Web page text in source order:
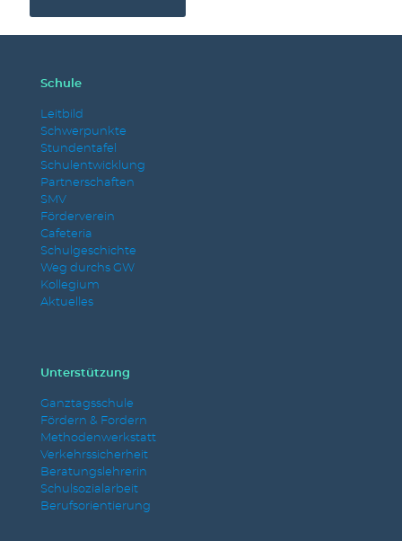
Schule
Leitbild
Schwerpunkte
Stundentafel
Schulentwicklung
Partnerschaften
SMV
Förderverein
Cafeteria
Schulgeschichte
Weg durchs GW
Kollegium
Aktuelles
Unterstützung
Ganztagsschule
Fördern & Fordern
Methodenwerkstatt
Verkehrssicherheit
Beratungslehrerin
Schulsozialarbeit
Berufsorientierung